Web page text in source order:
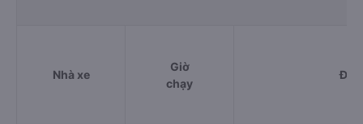
Nhà xe
Giờ
chạy